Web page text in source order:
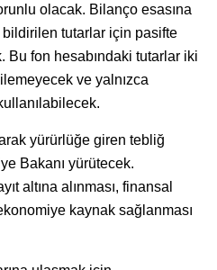
olacak. Bilanço esasına
tutarlar için pasifte
Bu fon hesabındaki tutarlar iki
ve yalnızca
yürürlüğe giren tebliğ
Bakanı yürütecek.
altına alınması, finansal
kaynak sağlanması